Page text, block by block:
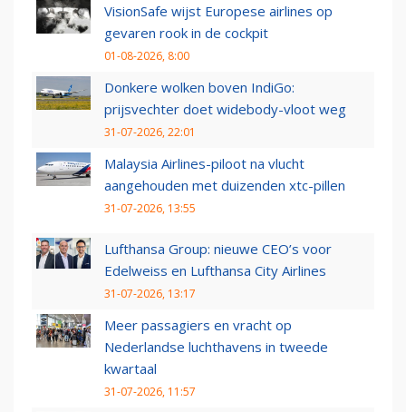
VisionSafe wijst Europese airlines op
gevaren rook in de cockpit
01-08-2026, 8:00
Donkere wolken boven IndiGo:
prijsvechter doet widebody-vloot weg
31-07-2026, 22:01
Malaysia Airlines-piloot na vlucht
aangehouden met duizenden xtc-pillen
31-07-2026, 13:55
Lufthansa Group: nieuwe CEO’s voor
Edelweiss en Lufthansa City Airlines
31-07-2026, 13:17
Meer passagiers en vracht op
Nederlandse luchthavens in tweede
kwartaal
31-07-2026, 11:57